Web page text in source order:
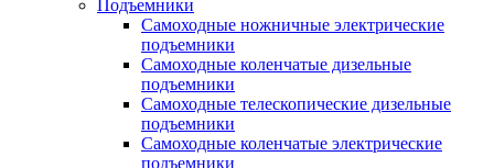
Подъемники
Самоходные ножничные электрические
подъемники
Самоходные коленчатые дизельные
подъемники
Самоходные телескопические дизельные
подъемники
Самоходные коленчатые электрические
подъемники